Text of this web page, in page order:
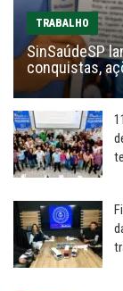
TRABALHO
SinSaúdeSP
conquistas,